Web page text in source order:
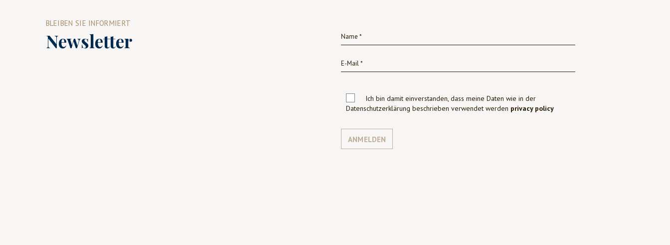
BLEIBEN SIE INFORMIERT
Newsletter
Ich bin damit einverstanden, dass meine Daten wie in der
Datenschutzerklärung beschrieben verwendet werden privacy policy
ANMELDEN